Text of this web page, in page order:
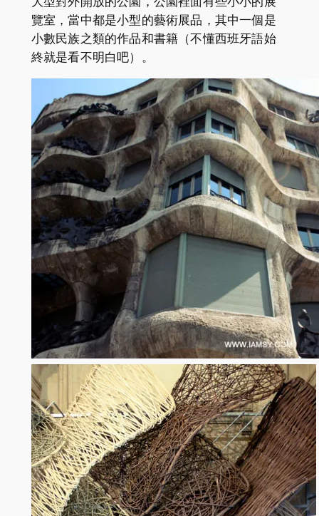
覽室，當中都是小型的藝術展品，其中一個是
小數民族之類的作品和書籍（不懂西班牙語始
終就是看不明白吧）。